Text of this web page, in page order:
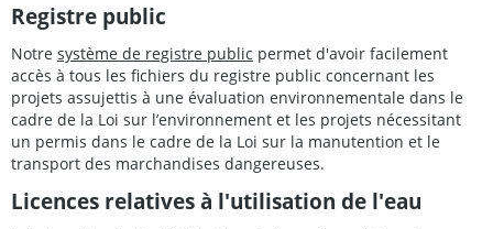
Registre public
Notre système de registre public permet d'avoir facilement
accès à tous les fichiers du registre public concernant les
projets assujettis à une évaluation environnementale dans le
cadre de la Loi sur l’environnement et les projets nécessitant
un permis dans le cadre de la Loi sur la manutention et le
transport des marchandises dangereuses.
Licences relatives à l'utilisation de l'eau